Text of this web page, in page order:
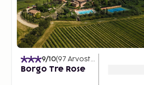
linna Il Castello di Montalcino on
ehjänä. Lokakuun viimeisenä
Sagra del Tordo -juhla. Siihen
monia erinomaisia viinejä,
Montalcino ja Rosso di Montalcino.
San Gimignano on historiallinen
torneistaan. Kaupungilla on
9/10(97 Arvostelut
Borgo Tre Rose